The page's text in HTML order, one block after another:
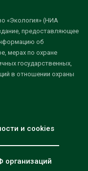
«Экология» (НИА
предоставляющее
об
мерах по охране
государственных,
в отношении охраны
и cookies
организаций